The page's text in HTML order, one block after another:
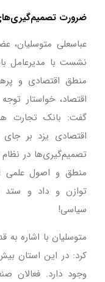
ضرورت
عباسعلی متوسلیان،
نشست با مدیرعامل
منطق اقتصادی و
اقتصاد، خواستار
گفت: بانک تجارت
اقتصادی یزد بر جای
تصمیم‌گیری‌ها در نظام
منطق و اصول علمی
توازن و داد و
سیاسی!
متوسلیان با اشاره
کرد: در این استان
وجود دارد. فعالان